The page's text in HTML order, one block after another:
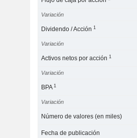
Variación
Dividendo / Acción1
Variación
Activos netos por acción1
Variación
BPA1
Variación
Número de valores (en miles)
Fecha de publicación